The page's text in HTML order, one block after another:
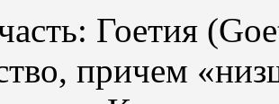
Гоетия
причем